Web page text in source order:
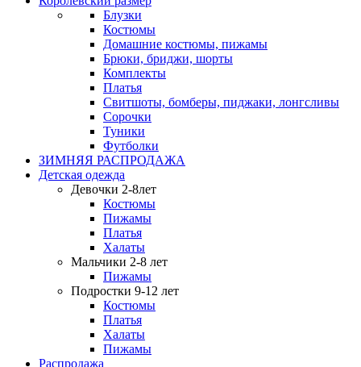
Блузки
Костюмы
Домашние костюмы, пижамы
Брюки, бриджи, шорты
Комплекты
Платья
Свитшоты, бомберы, пиджаки, лонгсливы
Сорочки
Туники
Футболки
ЗИМНЯЯ РАСПРОДАЖА
Детская одежда
Девочки 2-8лет
Костюмы
Пижамы
Платья
Халаты
Мальчики 2-8 лет
Пижамы
Подростки 9-12 лет
Костюмы
Платья
Халаты
Пижамы
Распродажа